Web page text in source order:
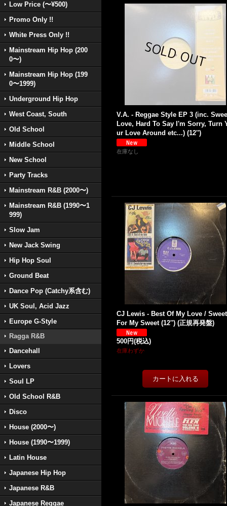
Low Price (〜¥500)
Promo Only !!
White Press Only !!
Mainstream Hip Hop (200
0〜)
Mainstream Hip Hop (199
0〜1999)
Underground Hip Hop
West Coast, South
Old School
Middle School
New School
Party Tracks
Mainstream R&B (2000〜)
Mainstream R&B (1990〜1
999)
Slow Jam
New Jack Swing
Hip Hop Soul
Ground Beat
Dance Pop (Catchy系含む)
UK Soul, Acid Jazz
Europe G-Style
Ragga R&B
Dancehall
Lovers
Soul LP
Old School R&B
Disco
House (2000〜)
House (1990〜1999)
Latin House
Japanese Hip Hop
Japanese R&B
Japanese Reggae
V.A. - Reggae Style EP 3 (inc.
Love, Hard To Say I'm Sorry, Turn
ur Love Around etc...) (12'')
在庫なし
CJ Lewis - Best Of My Love /
For My Sweet (12'') (正規再発盤)
500円(税込)
在庫わずか